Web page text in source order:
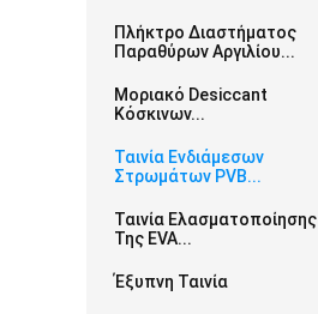
Πλήκτρο Διαστήματος
Παραθύρων Αργιλίου...
Μοριακό Desiccant
Κόσκινων...
Ταινία Ενδιάμεσων
Στρωμάτων PVB...
Ταινία Ελασματοποίησης
Της EVA...
Έξυπνη Ταινία